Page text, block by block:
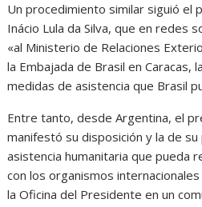
Un procedimiento similar siguió el
Inácio Lula da Silva, que en redes
«al Ministerio de Relaciones
la Embajada de Brasil en Caracas,
medidas de asistencia que Brasil
Entre tanto, desde Argentina, el
manifestó su disposición y la de
asistencia humanitaria que pueda
con los organismos
la Oficina del Presidente en un